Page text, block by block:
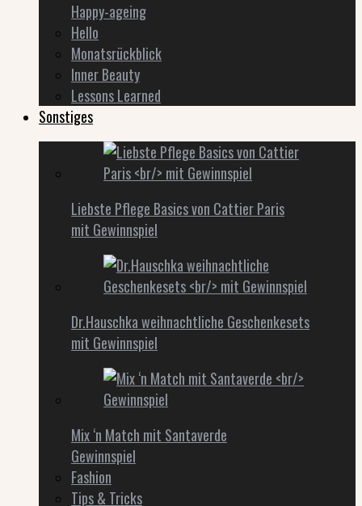
Happy-ageing
Hello
Monatsrückblick
Inner Beauty
Lessons Learned
Sonstiges
Liebste Pflege Basics von Cattier Paris
mit Gewinnspiel
Dr.Hauschka weihnachtliche Geschenkesets
mit Gewinnspiel
Mix ‘n Match mit Santaverde
Gewinnspiel
Fashion
Tips & Tricks